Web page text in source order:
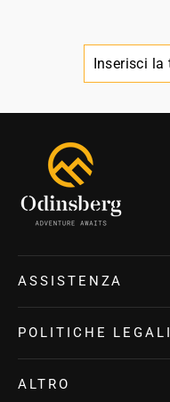
ASSISTENZA
POLITICHE LEGALI
ALTRO